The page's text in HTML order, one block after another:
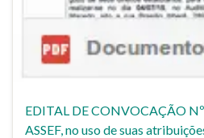
EDITAL DE CONVOCAÇÃO
ASSEF, no uso de suas